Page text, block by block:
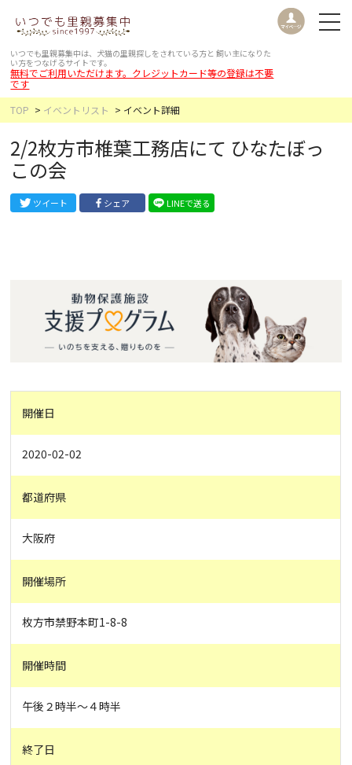
いつでも里親募集中は、犬猫の里親探しをされている方と 飼い主になりた
い方をつなげるサイトです。
無料でご利用いただけます。クレジットカード等の登録は不要
です
TOP
イベントリスト イベント詳細
2/2枚方市椎葉工務店にて ひなたぼっ
この会
ツイート シェア LINEで送る
開催日
2020-02-02
都道府県
大阪府
開催場所
枚方市禁野本町1-8-8
開催時間
午後２時半～４時半
終了日